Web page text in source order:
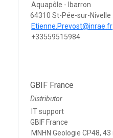
Aquapôle - Ibarron
64310 St-Pée-sur-Nivelle
Etienne.Prevost@inrae.fr
+33559515984
GBIF France
Distributor
IT support
GBIF France
MNHN Geologie CP48,